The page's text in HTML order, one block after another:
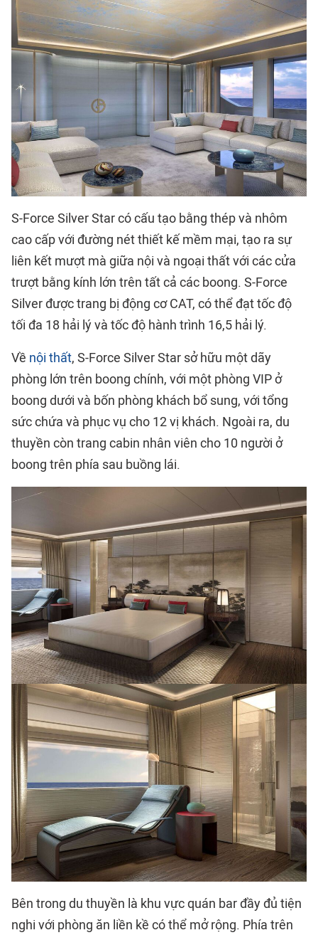
S-Force Silver Star có cấu tạo bằng thép và nhôm
cao cấp với đường nét thiết kế mềm mại, tạo ra sự
liên kết mượt mà giữa nội và ngoại thất với các cửa
trượt bằng kính lớn trên tất cả các boong. S-Force
Silver được trang bị động cơ CAT, có thể đạt tốc độ
tối đa 18 hải lý và tốc độ hành trình 16,5 hải lý.
Về nội thất, S-Force Silver Star sở hữu một dãy
phòng lớn trên boong chính, với một phòng VIP ở
boong dưới và bốn phòng khách bổ sung, với tổng
sức chứa và phục vụ cho 12 vị khách. Ngoài ra, du
thuyền còn trang cabin nhân viên cho 10 người ở
boong trên phía sau buồng lái.
Bên trong du thuyền là khu vực quán bar đầy đủ tiện
nghi với phòng ăn liền kề có thể mở rộng. Phía trên